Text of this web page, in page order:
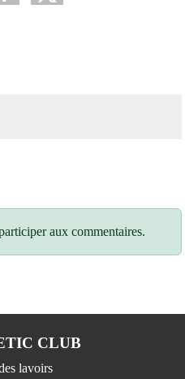
aux commentaires.
CLUB
lavoirs